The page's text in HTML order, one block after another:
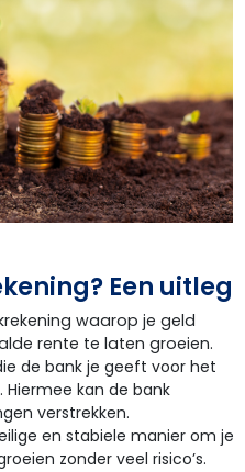
Een uitleg
waarop je geld
rente te laten groeien.
de bank je geeft voor het
Hiermee kan de bank
verstrekken.
en stabiele manier om je
zonder veel risico’s.